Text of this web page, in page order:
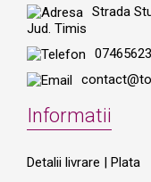
Strada
Jud. Timis
Informatii
Detalii livrare | Plata